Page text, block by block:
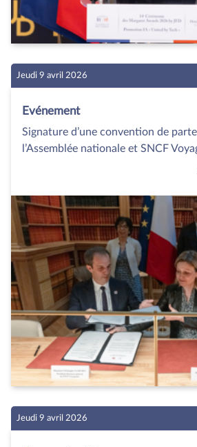
Jeudi 9 avril 2026
Evénement
Signature d’une convention de
l’Assemblée nationale et SNCF
Jeudi 9 avril 2026